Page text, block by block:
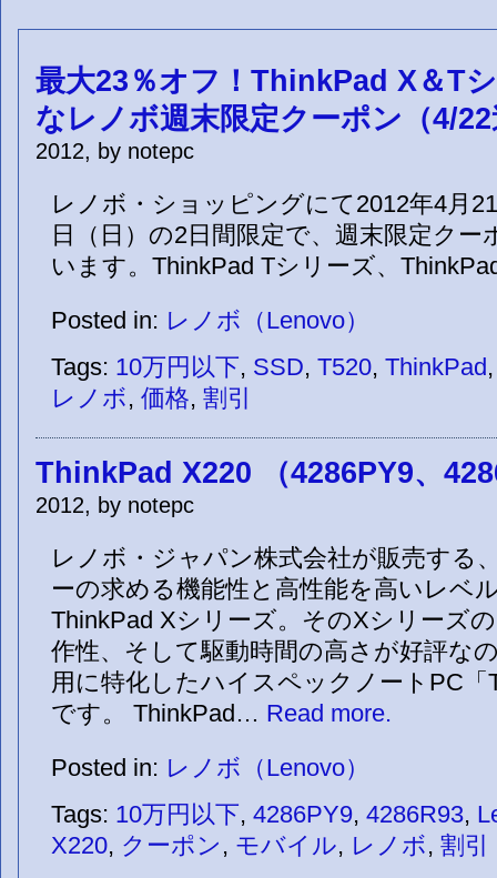
最大23％オフ！ThinkPad X＆T
なレノボ週末限定クーポン（4/
2012, by notepc
レノボ・ショッピングにて2012年4月
日（日）の2日間限定で、週末限定ク
います。ThinkPad Tシリーズ、
Posted in: レノボ（Lenovo）
Tags: 10万円以下, SSD, T520, ThinkPad
レノボ, 価格, 割引
ThinkPad X220 （4286PY9、
2012, by notepc
レノボ・ジャパン株式会社が販売する
ーの求める機能性と高性能を高いレベ
ThinkPad Xシリーズ。そのXシリーズ
作性、そして駆動時間の高さが好評な
用に特化したハイスペックノートPC「
です。 ThinkPad… Read more.
Posted in: レノボ（Lenovo）
Tags: 10万円以下, 4286PY9, 4286R93,
X220, クーポン , モバイル, レノボ, 割引